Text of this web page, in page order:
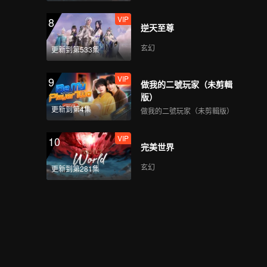
8
更新到第533集
VIP
逆天至尊
玄幻
9
更新到第4集
VIP
做我的二號玩家（未剪輯
版）
做我的二號玩家（未剪輯版）
10
更新到第281集
VIP
完美世界
玄幻